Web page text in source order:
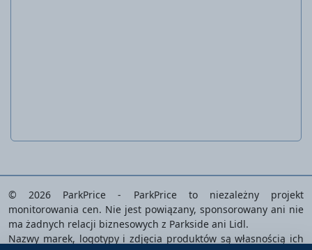
© 2026 ParkPrice - ParkPrice to niezależny projekt
monitorowania cen. Nie jest powiązany, sponsorowany ani nie
ma żadnych relacji biznesowych z Parkside ani Lidl.
Nazwy marek, logotypy i zdjęcia produktów są własnością ich